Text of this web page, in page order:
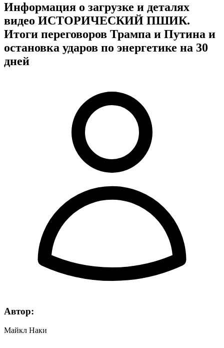
Информация о загрузке и деталях
видео ИСТОРИЧЕСКИЙ ПШИК.
Итоги переговоров Трампа и Путина и
остановка ударов по энергетике на 30
дней
Автор:
Майкл Наки